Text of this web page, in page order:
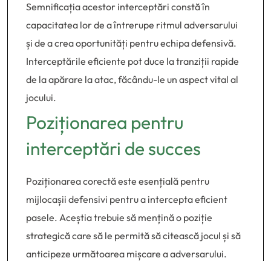
Semnificația acestor interceptări constă în
capacitatea lor de a întrerupe ritmul adversarului
și de a crea oportunități pentru echipa defensivă.
Interceptările eficiente pot duce la tranziții rapide
de la apărare la atac, făcându-le un aspect vital al
jocului.
Poziționarea pentru
interceptări de succes
Poziționarea corectă este esențială pentru
mijlocașii defensivi pentru a intercepta eficient
pasele. Aceștia trebuie să mențină o poziție
strategică care să le permită să citească jocul și să
anticipeze următoarea mișcare a adversarului.